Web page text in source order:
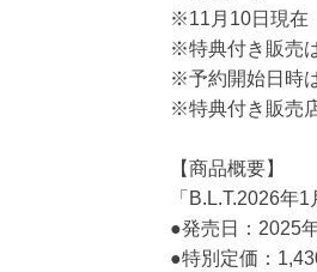
※11月10日現在
※特典付き販売
※予約開始日時
※特典付き販売
【商品概要】
「B.L.T.2026年1
●発売日：2025
●特別定価：